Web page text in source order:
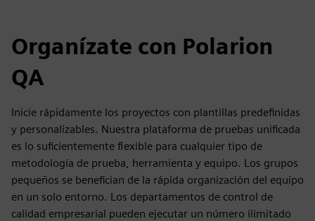
Organízate con Polarion
QA
Inicie rápidamente los proyectos con plantillas predefinidas
y personalizables. Nuestra plataforma de pruebas unificada
es lo suficientemente flexible para cualquier tipo de
metodología de prueba, herramienta y equipo. Los grupos
pequeños se benefician de la rápida organización del equipo
en un solo entorno. Los departamentos de control de
calidad empresarial pueden ejecutar un número ilimitado